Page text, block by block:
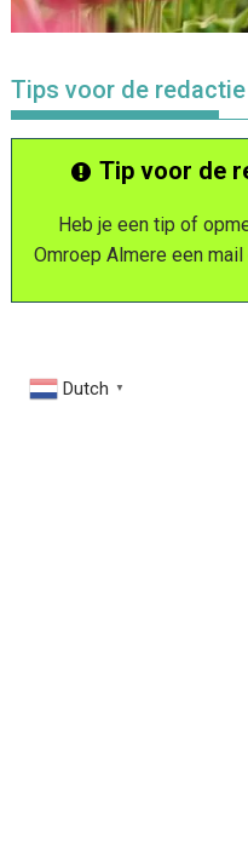
Tips voor de redactie
Tip voor de
Heb je een tip of
Omroep Almere een mail
Dutch ▼